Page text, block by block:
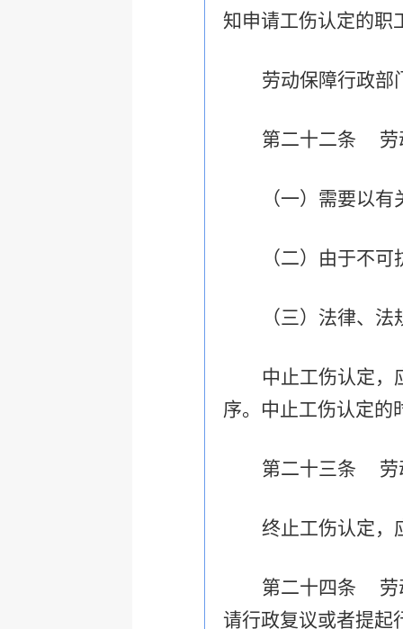
知申请工伤认定的职
劳动保障行政部
第二十二条
（一）需要以
（二）由于不
（三）法律、
中止工伤认定，
序。中止工伤认定的
第二十三条
终止工伤认定，
第二十四条
请行政复议或者提起